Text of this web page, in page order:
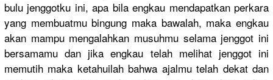
bulu jenggotku ini, apa bila engkau mendapatkan perkara
yang membuatmu bingung maka bawalah, maka engkau
akan mampu mengalahkan musuhmu selama jenggot ini
bersamamu dan jika engkau telah melihat jenggot ini
memutih maka ketahuilahbahwa ajalmu telah dekat dan